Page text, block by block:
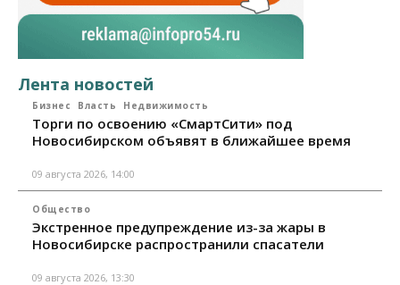
Лента новостей
Бизнес Власть Недвижимость
Торги по освоению «СмартСити» под
Новосибирском объявят в ближайшее время
09 августа 2026, 14:00
Общество
Экстренное предупреждение из-за жары в
Новосибирске распространили спасатели
09 августа 2026, 13:30